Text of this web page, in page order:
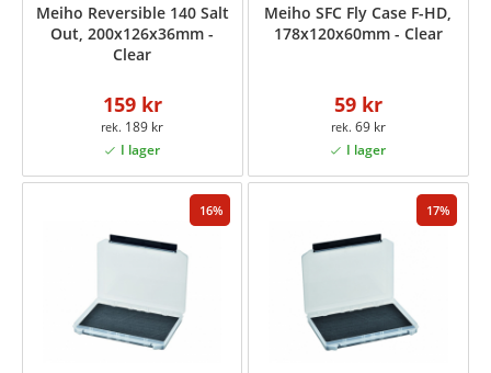
Meiho Reversible 140 Salt
Out, 200x126x36mm -
Clear
159 kr
189 kr
Meiho SFC Fly Case F-HD,
178x120x60mm - Clear
59 kr
69 kr
16 17